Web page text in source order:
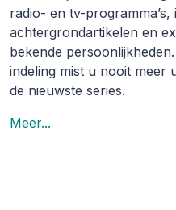
radio- en tv-programma’s,
achtergrondartikelen en
bekende
indeling mist u nooit meer
de nieuwste series.
Meer...